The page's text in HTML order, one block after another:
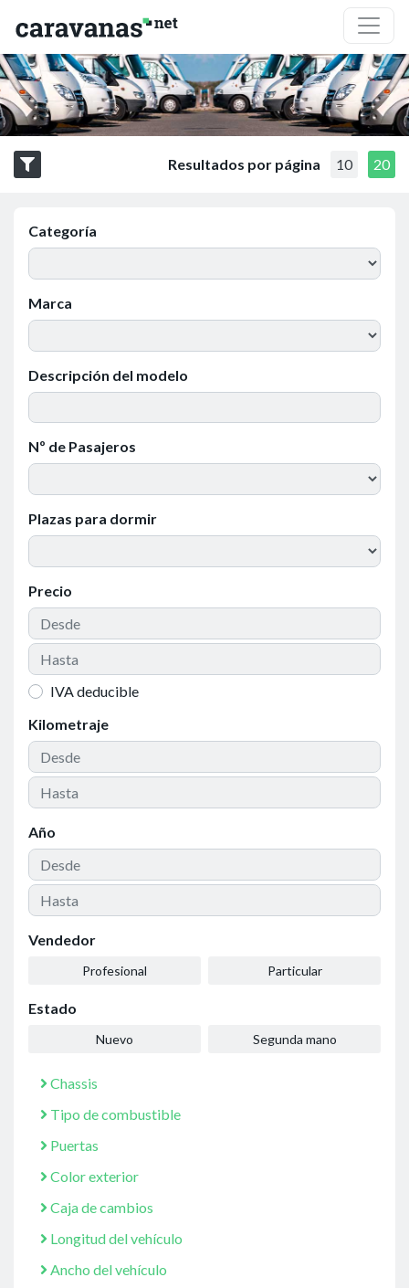
Resultados por página 10 20
Categoría
Marca
Descripción del modelo
Nº de Pasajeros
Plazas para dormir
Precio
IVA deducible
Kilometraje
Año
Vendedor
Profesional Particular
Estado
Nuevo Segunda mano
Chassis
Tipo de combustible
Puertas
Color exterior
Caja de cambios
Longitud del vehículo
Ancho del vehículo